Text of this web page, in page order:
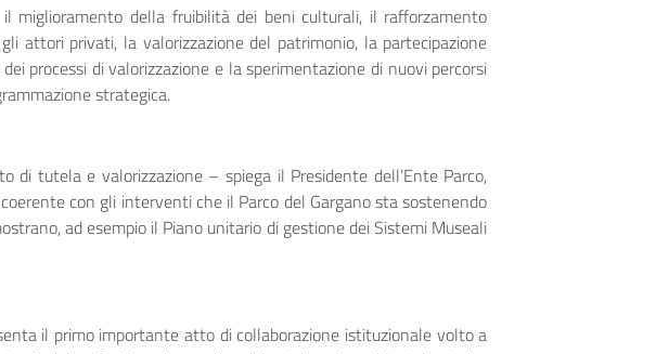
miglioramento della fruibilità dei beni culturali, il rafforzamento
attori privati, la valorizzazione del patrimonio, la partecipazione
processi di valorizzazione e la sperimentazione di nuovi percorsi
strategica.
di tutela e valorizzazione – spiega il Presidente dell’Ente Parco,
con gli interventi che il Parco del Gargano sta sostenendo
ad esempio il Piano unitario di gestione dei Sistemi Museali
il primo importante atto di collaborazione istituzionale volto a